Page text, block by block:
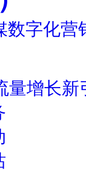
字化营
量增长新